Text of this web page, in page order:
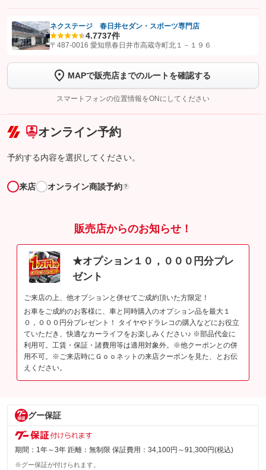
【STEP1】認証画面でグーネットを友だち追加してから「許可する」ボタンを押
トーク画面で
ボタンをタップして問い合わせを
完了してください。
こちら
ネクステージ 春日井セダン・スポーツ専門店
4.7737件
〒487-0016 愛知県春日井市高蔵寺町北１－１９６
MAPで販売店までのルートを確認する
スマートフォンの位置情報をONにしてください
オンライン予約
予約する内容を選択してください。
来店 オンライン商談予約 ?
販売店からのお知らせ！
★オプション１０，０００円分プレ
ゼント
ご来店の上、他オプションと併せてご成約頂いた方限定！
お車をご成約のお客様に、車と同時購入のオプション品を最大１
０，０００円分プレゼント！ タイヤやドラレコの購入などにお役立
ていただき、快適なカーライフをお楽しみください♪ ※部品代金に
利用可。工賃・保証・諸費用等は適用対象外。※他クーポンとの併
用不可。※ご来店時にＧｏｏネットの来店クーポンを見た、とお伝
えください。
グー保証
期間：1年～3年 距離：無制限 保証費用：34,100円～91,300円(税込)
※グー保証が付けられます。